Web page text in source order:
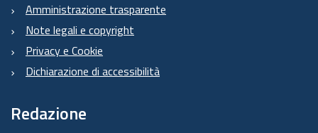
Amministrazione trasparente
Note legali e copyright
Privacy e Cookie
Dichiarazione di accessibilità
Redazione